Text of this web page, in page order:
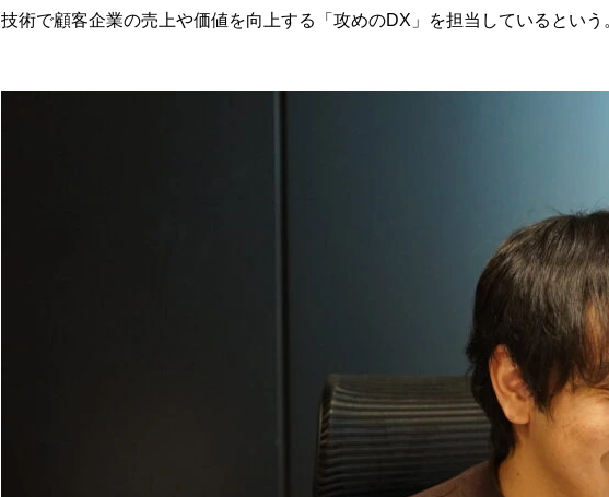
技術で顧客企業の売上や価値を向上する「攻めのDX」を担当しているという